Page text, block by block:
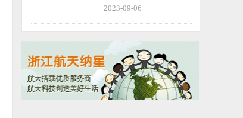
3.7%
（拉加经委会）在一份宏观
22年的3.7%，预计2024年经
济增长为1.5%。
2023-09-06